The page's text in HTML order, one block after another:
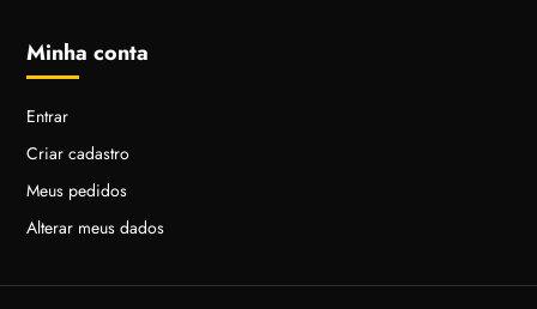
Minha conta
Entrar
Criar cadastro
Meus pedidos
Alterar meus dados